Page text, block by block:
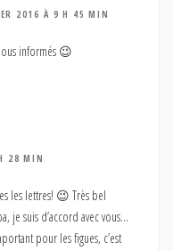
2016 À 9 H 45 MIN
informés 😉
28 MIN
les lettres! 😉 Très bel
je suis d’accord avec vous…
pour les figues, c’est